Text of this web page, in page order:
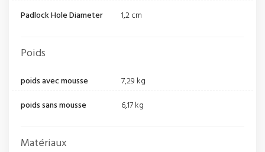
Padlock Hole Diameter
1,2 cm
Poids
poids avec mousse
7,29 kg
poids sans mousse
6,17 kg
Matériaux